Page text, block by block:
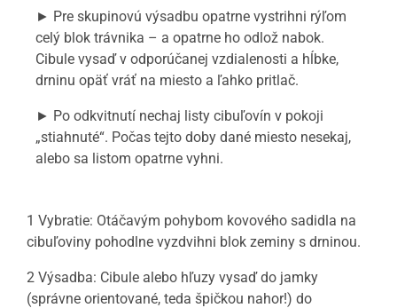
► Pre skupinovú výsadbu opatrne vystrihni rýľom
celý blok trávnika – a opatrne ho odlož nabok.
Cibule vysaď v odporúčanej vzdialenosti a hĺbke,
drninu opäť vráť na miesto a ľahko pritlač.
► Po odkvitnutí nechaj listy cibuľovín v pokoji
„stiahnuté“. Počas tejto doby dané miesto nesekaj,
alebo sa listom opatrne vyhni.
1 Vybratie: Otáčavým pohybom kovového sadidla na
cibuľoviny pohodlne vyzdvihni blok zeminy s drninou.
2 Výsadba: Cibule alebo hľuzy vysaď do jamky
(správne orientované, teda špičkou nahor!) do